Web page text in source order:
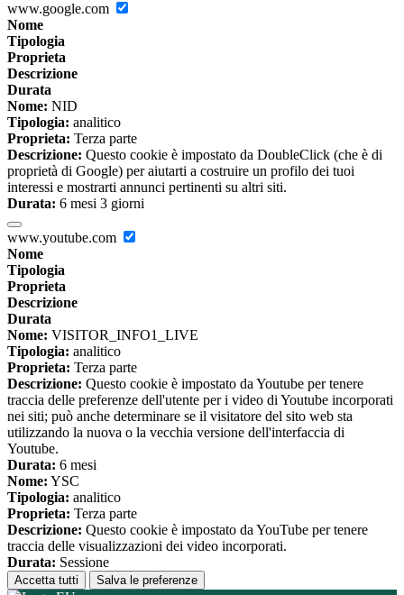
www.google.com
Nome
Tipologia
Proprieta
Descrizione
Durata
Nome: NID
Tipologia: analitico
Proprieta: Terza parte
Descrizione: Questo cookie è impostato da DoubleClick (che è di
proprietà di Google) per aiutarti a costruire un profilo dei tuoi
interessi e mostrarti annunci pertinenti su altri siti.
Durata: 6 mesi 3 giorni
www.youtube.com
Nome
Tipologia
Proprieta
Descrizione
Durata
Nome: VISITOR_INFO1_LIVE
Tipologia: analitico
Proprieta: Terza parte
Descrizione: Questo cookie è impostato da Youtube per tenere
traccia delle preferenze dell'utente per i video di Youtube incorporati
nei siti; può anche determinare se il visitatore del sito web sta
utilizzando la nuova o la vecchia versione dell'interfaccia di
Youtube.
Durata: 6 mesi
Nome: YSC
Tipologia: analitico
Proprieta: Terza parte
Descrizione: Questo cookie è impostato da YouTube per tenere
traccia delle visualizzazioni dei video incorporati.
Durata: Sessione
Accetta tutti Salva le preferenze